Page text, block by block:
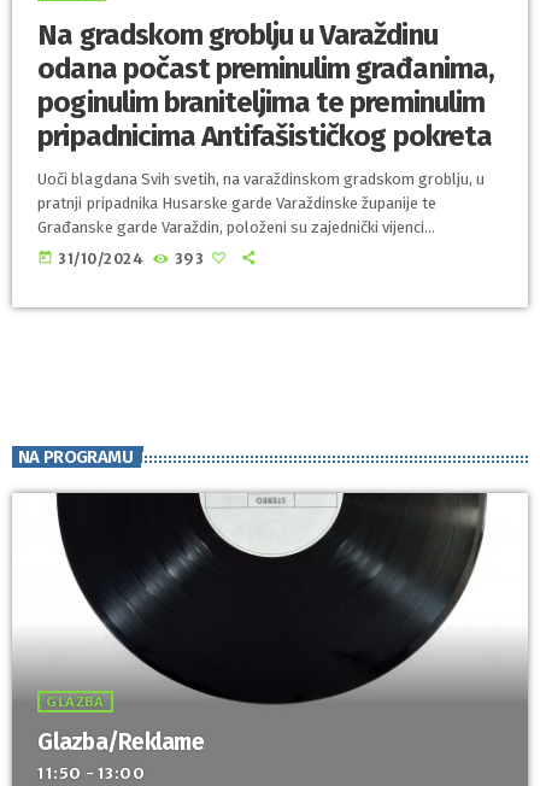
Na gradskom groblju u Varaždinu
odana počast preminulim građanima,
poginulim braniteljima te preminulim
pripadnicima Antifašističkog pokreta
Uoči blagdana Svih svetih, na varaždinskom gradskom groblju, u
pratnji pripadnika Husarske garde Varaždinske županije te
Građanske garde Varaždin, položeni su zajednički vijenci
Varaždinske županije i Grada Varaždina kod Središnjeg križa u
today 31/10/2024 393
NA PROGRAMU
GLAZBA
Glazba/Reklame
11:50 - 13:00